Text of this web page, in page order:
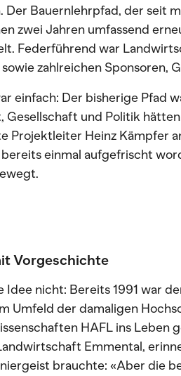
Der Bauernlehrpfad, der seit
zwei Jahren umfassend
Federführend war
zahlreichen Sponsoren,
einfach: Der bisherige Pfad
Gesellschaft und Politik
Projektleiter Heinz Kämpfer
einmal aufgefrischt
Vorgeschichte
Idee nicht: Bereits 1991 war
Umfeld der damaligen
HAFL ins Leben
Emmental,
brauchte: «Aber die